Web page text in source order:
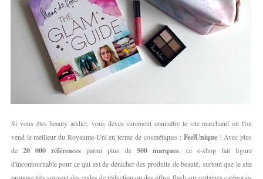
Si vous êtes beauty addict, vous devez sûrement connaître le site marchand où l'on
vend le meilleur du Royaume-Uni en terme de cosmétiques : FeelUnique! Avec plus
de20 000 référencesparmi plus de 500 marques, ce e-shop fait figure
d'incontournable pour ce qui est de dénicher des produits de beauté, surtout que le site